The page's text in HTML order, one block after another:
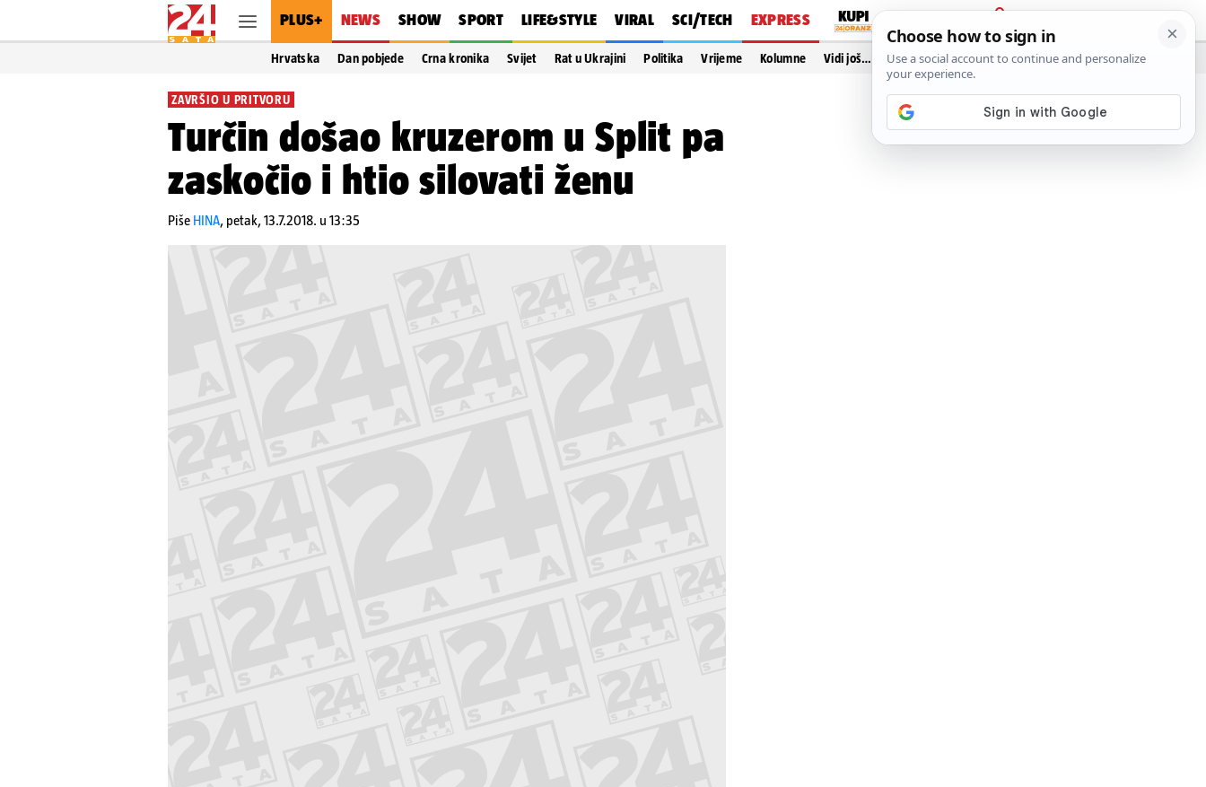
PLUS+ NEWS SHOW SPORT LIFE&STYLE VIRAL SCI/TECH EXPRESS
PRIJAVA
Hrvatska Dan pobjede Crna kronika Svijet Rat u Ukrajini Politika Vrijeme Kolumne Vidi još…
ZAVRŠIO U PRITVORU
Turčin došao kruzerom u Split pa
zaskočio i htio silovati ženu
Piše HINA, petak, 13.7.2018. u 13:35